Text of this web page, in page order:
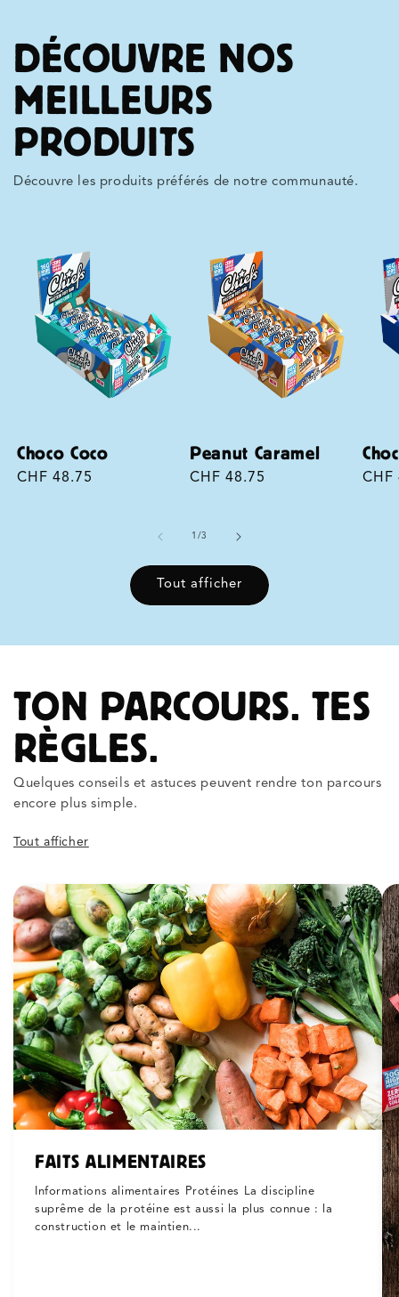
DÉCOUVRE NOS
MEILLEURS
PRODUITS
Découvre les produits préférés de notre communauté.
Choco Coco
Prix
CHF 48.75
Peanut Caramel
Prix
CHF 48.75
Prix
CHF
1 /de
3
Tout afficher
TON PARCOURS. TES
RÈGLES.
Quelques conseils et astuces peuvent rendre ton parcours
encore plus simple.
Tout afficher
FAITS ALIMENTAIRES
Informations alimentaires Protéines La discipline
suprême de la protéine est aussi la plus connue : la
construction et le maintien...